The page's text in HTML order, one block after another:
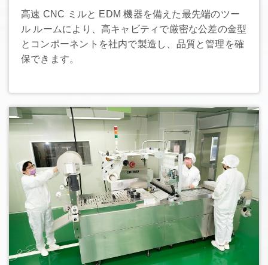
高速 CNC ミルと EDM 機器を備えた最先端のツー
ル ルームにより、高キャビティで厳密な公差の金型
とコンポーネントを社内で製造し、品質と管理を確
保できます。